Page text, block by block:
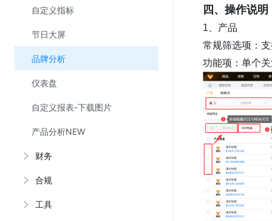
四、操作说明
1、产品
常规筛选项：
功能项：单个
自定义指标
节日大屏
品牌分析
仪表盘
自定义报表-下载图片
产品分析NEW
财务
合规
工具